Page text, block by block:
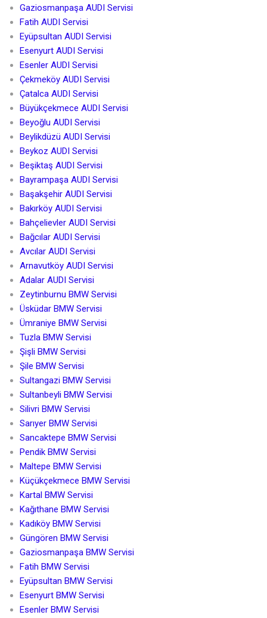
Gaziosmanpaşa AUDI Servisi
Fatih AUDI Servisi
Eyüpsultan AUDI Servisi
Esenyurt AUDI Servisi
Esenler AUDI Servisi
Çekmeköy AUDI Servisi
Çatalca AUDI Servisi
Büyükçekmece AUDI Servisi
Beyoğlu AUDI Servisi
Beylikdüzü AUDI Servisi
Beykoz AUDI Servisi
Beşiktaş AUDI Servisi
Bayrampaşa AUDI Servisi
Başakşehir AUDI Servisi
Bakırköy AUDI Servisi
Bahçelievler AUDI Servisi
Bağcılar AUDI Servisi
Avcılar AUDI Servisi
Arnavutköy AUDI Servisi
Adalar AUDI Servisi
Zeytinburnu BMW Servisi
Üsküdar BMW Servisi
Ümraniye BMW Servisi
Tuzla BMW Servisi
Şişli BMW Servisi
Şile BMW Servisi
Sultangazi BMW Servisi
Sultanbeyli BMW Servisi
Silivri BMW Servisi
Sarıyer BMW Servisi
Sancaktepe BMW Servisi
Pendik BMW Servisi
Maltepe BMW Servisi
Küçükçekmece BMW Servisi
Kartal BMW Servisi
Kağıthane BMW Servisi
Kadıköy BMW Servisi
Güngören BMW Servisi
Gaziosmanpaşa BMW Servisi
Fatih BMW Servisi
Eyüpsultan BMW Servisi
Esenyurt BMW Servisi
Esenler BMW Servisi